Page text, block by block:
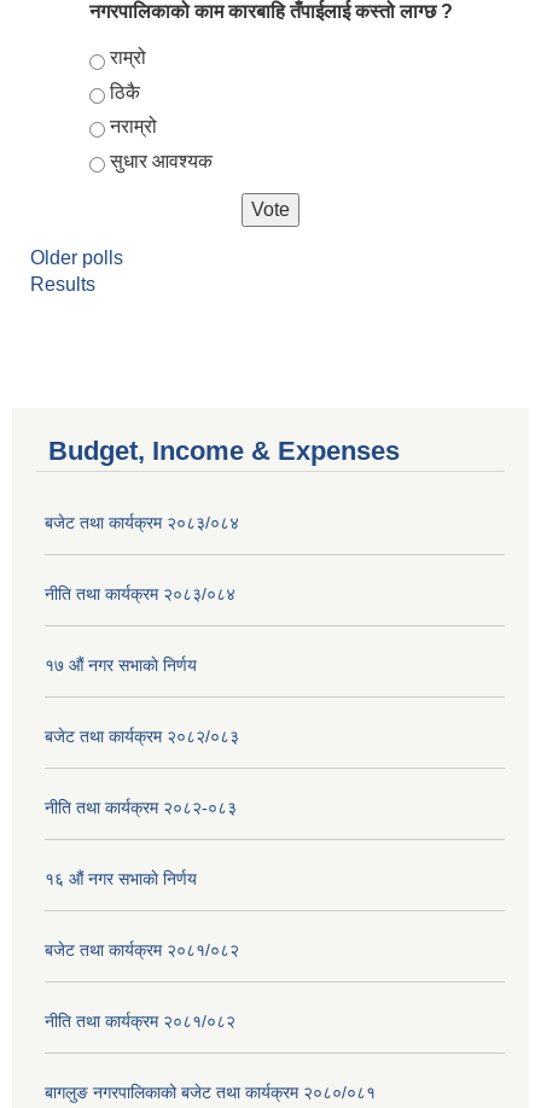
नगरपालिकाको काम कारबाहि तँपाईलाई कस्तो लाग्छ ?
Choices
राम्रो
ठिकै
नराम्रो
सुधार आवश्यक
Older polls
Results
Budget, Income & Expenses
बजेट तथा कार्यक्रम २०८३/०८४
नीति तथा कार्यक्रम २०८३/०८४
१७ ‌‍औं नगर सभाकाे निर्णय
बजेट तथा कार्यक्रम २०८२/०८३
नीति तथा कार्यक्रम २०८२-०८३
१६ ‌औं नगर सभाकाे निर्णय
बजेट तथा कार्यक्रम २०८१/०८२
नीति तथा कार्यक्रम २०८१/०८२
बागलुङ नगरपालिकाको बजेट तथा कार्यक्रम २०८०/०८१